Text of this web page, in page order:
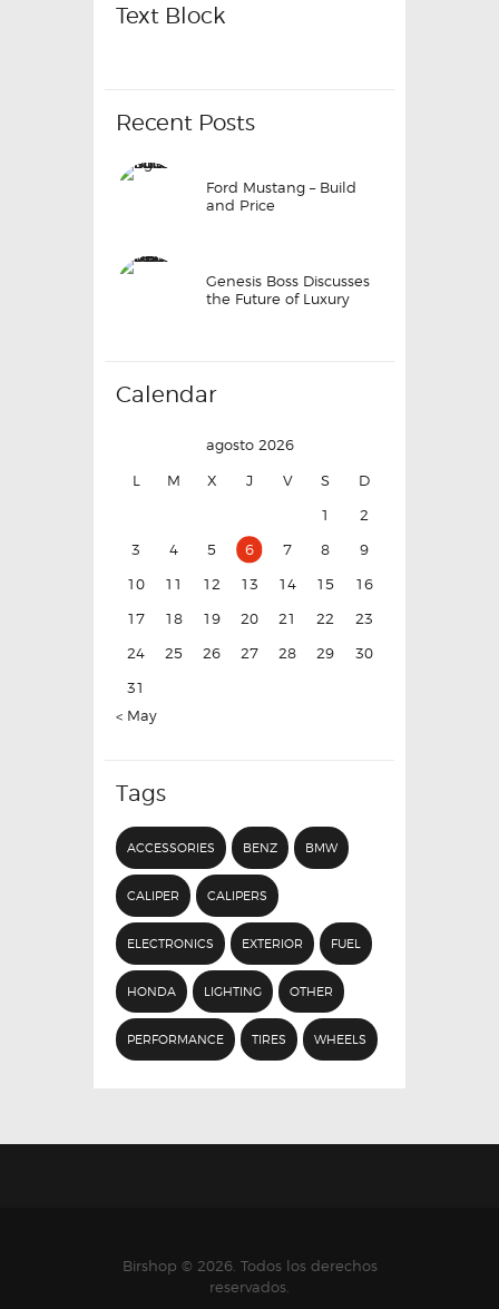
Text Block
Recent Posts
Ford Mustang – Build
and Price
Genesis Boss Discusses
the Future of Luxury
Calendar
agosto 2026
L M X J V S
D
1
2
3
4 5 6 7 8
9
10
11 12 13 14 15
16
17
18 19 20 21 22
23
24
25 26 27 28 29
30
31
« May
Tags
ACCESSORIES BENZ BMW
CALIPER CALIPERS
ELECTRONICS EXTERIOR FUEL
HONDA LIGHTING OTHER
PERFORMANCE TIRES WHEELS
Birshop © 2026. Todos los derechos
reservados.